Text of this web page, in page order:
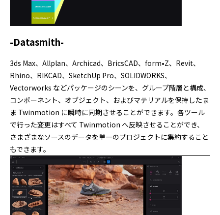
-Datasmith-
3ds Max、Allplan、Archicad、BricsCAD、form•Z、Revit、
Rhino、RIKCAD、SketchUp Pro、SOLIDWORKS、
Vectorworks などパッケージのシーンを、グループ階層と構成、
コンポーネント、オブジェクト、およびマテリアルを保持したま
ま Twinmotion に瞬時に同期させることができます。各ツール
で行った変更はすべて Twinmotion へ反映させることができ、
さまざまなソースのデータを単一のプロジェクトに集約すること
もできます。